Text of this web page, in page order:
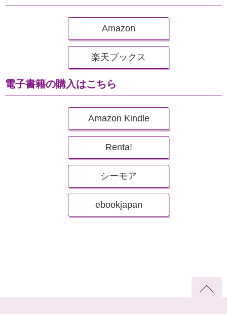
Amazon
楽天ブックス
電子書籍の購入はこちら
Amazon Kindle
Renta!
シーモア
ebookjapan